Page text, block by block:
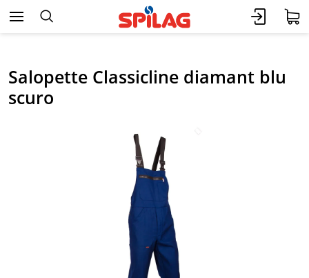
Salopette Classicline diamant blu
scuro